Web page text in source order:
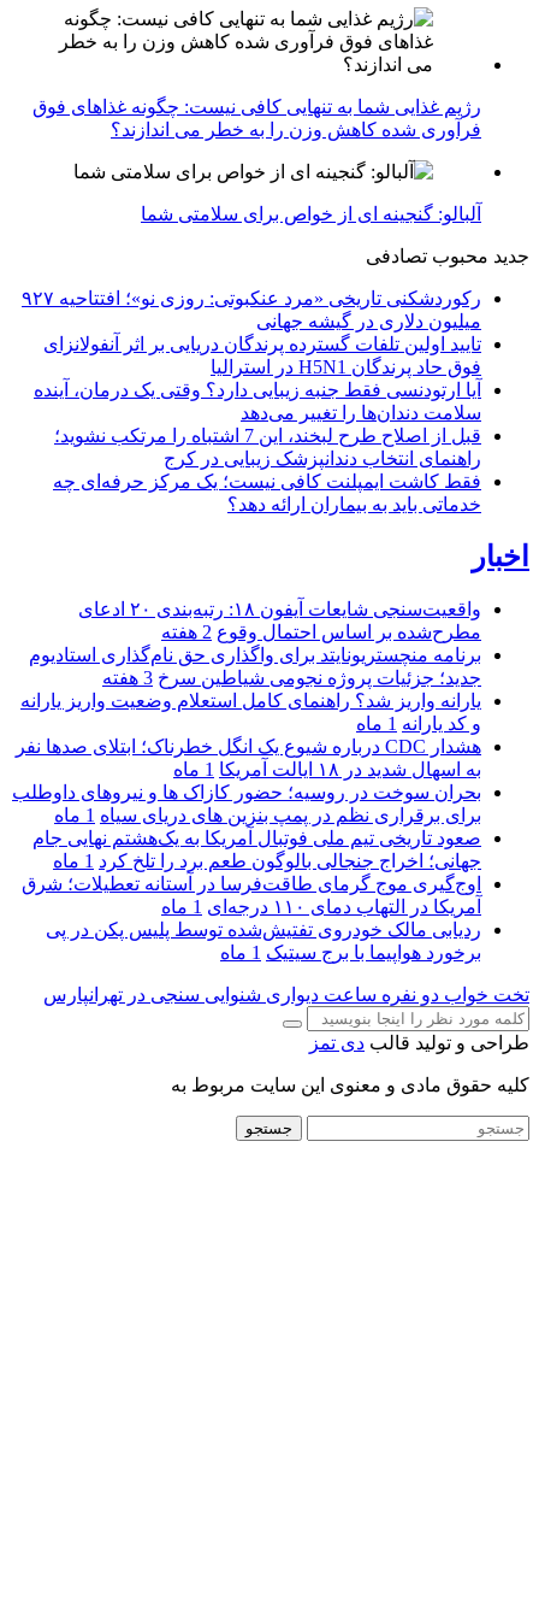
رژیم غذایی شما به تنهایی کافی نیست: چگونه غذاهای فوق
فرآوری شده کاهش وزن را به خطر می اندازند؟
آلبالو: گنجینه ای از خواص برای سلامتی شما
جدید محبوب تصادفی
رکوردشکنی تاریخی «مرد عنکبوتی: روزی نو»؛ افتتاحیه ۹۲۷
میلیون دلاری در گیشه جهانی
تایید اولین تلفات گسترده پرندگان دریایی بر اثر آنفولانزای
فوق حاد پرندگان H5N1 در استرالیا
آیا ارتودنسی فقط جنبه زیبایی دارد؟ وقتی یک درمان، آینده
سلامت دندان‌ها را تغییر می‌دهد
قبل از اصلاح طرح لبخند، این 7 اشتباه را مرتکب نشوید؛
راهنمای انتخاب دندانپزشک زیبایی در کرج
فقط کاشت ایمپلنت کافی نیست؛ یک مرکز حرفه‌ای چه
خدماتی باید به بیماران ارائه دهد؟
اخبار
واقعیت‌سنجی شایعات آیفون ۱۸: رتبه‌بندی ۲۰ ادعای
مطرح‌شده بر اساس احتمال وقوع 2 هفته
برنامه منچستریونایتد برای واگذاری حق نام‌گذاری استادیوم
جدید؛ جزئیات پروژه نجومی شیاطین سرخ 3 هفته
یارانه واریز شد؟ راهنمای کامل استعلام وضعیت واریز یارانه
و کد یارانه 1 ماه
هشدار CDC درباره شیوع یک انگل خطرناک؛ ابتلای صدها نفر
به اسهال شدید در ۱۸ ایالت آمریکا
1 ماه
بحران سوخت در روسیه؛ حضور کازاک‌ ها و نیروهای داوطلب
برای برقراری نظم در پمپ بنزین‌ های دریای سیاه 1 ماه
صعود تاریخی تیم ملی فوتبال آمریکا به یک‌هشتم نهایی جام
جهانی؛ اخراج جنجالی بالوگون طعم برد را تلخ کرد 1 ماه
اوج‌گیری موج گرمای طاقت‌فرسا در آستانه تعطیلات؛ شرق
آمریکا در التهاب دمای ۱۱۰ درجه‌ای
1 ماه
ردیابی مالک خودروی تفتیش‌شده توسط پلیس پکن در پی
برخورد هواپیما با برج سیتیک 1 ماه
تخت خواب دو نفره ساعت دیواری شنوایی سنجی در تهرانپارس
طراحی و تولید قالب دی تمز
کلیه حقوق مادی و معنوی این سایت مربوط به
جستجو